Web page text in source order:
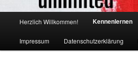
Herzlich Willkommen! Kennenlernen
Impressum Datenschutzerklärung